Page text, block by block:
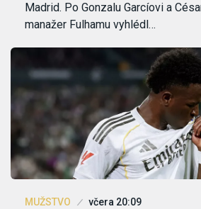
Madrid. Po Gonzalu Garcíovi a
manažer Fulhamu vyhlédl…
MUŽSTVO včera 20:09